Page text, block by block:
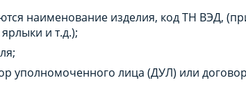
наименование изделия, код ТН ВЭД,
и т.д.);
уполномоченного лица (ДУЛ) или